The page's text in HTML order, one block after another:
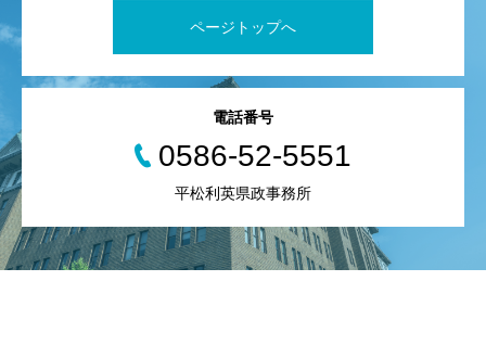
ページトップへ
電話番号
0586-52-5551
平松利英県政事務所